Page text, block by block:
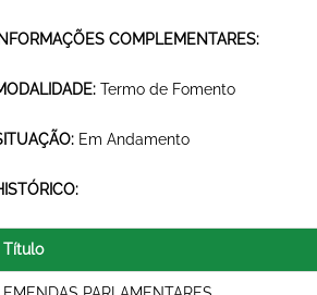
INFORMAÇÕES COMPLEMENTARES:
Termo de Fomento
Em Andamento
Título